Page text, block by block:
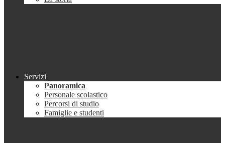
Servizi
Panoramica
Personale scolastico
Percorsi di studio
Famiglie e studenti